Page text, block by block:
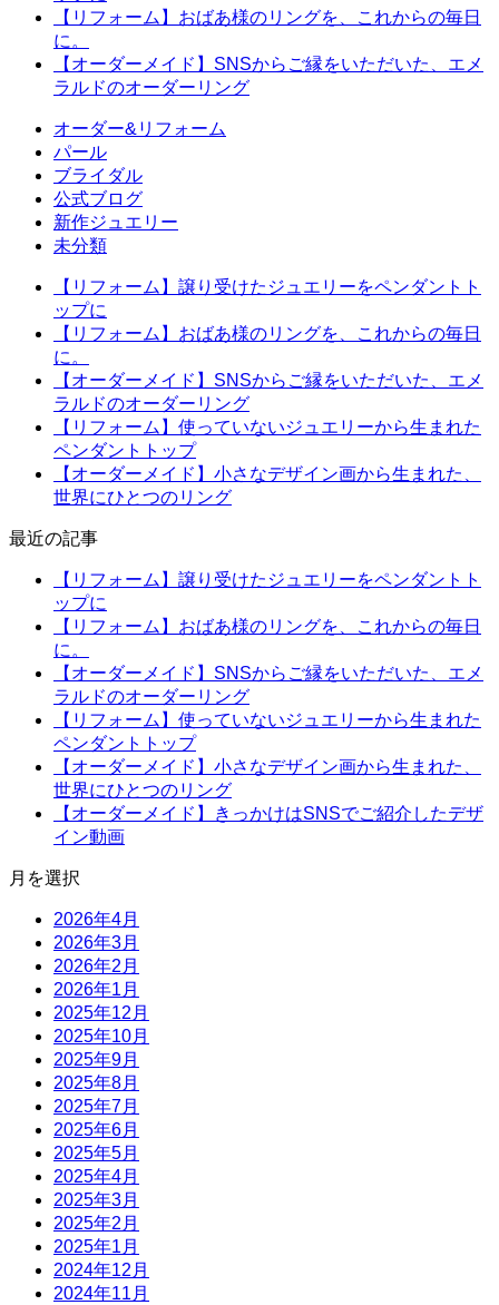
【リフォーム】おばあ様のリングを、これからの毎日
に。
【オーダーメイド】SNSからご縁をいただいた、エメ
ラルドのオーダーリング
オーダー&リフォーム
パール
ブライダル
公式ブログ
新作ジュエリー
未分類
【リフォーム】譲り受けたジュエリーをペンダントト
ップに
【リフォーム】おばあ様のリングを、これからの毎日
に。
【オーダーメイド】SNSからご縁をいただいた、エメ
ラルドのオーダーリング
【リフォーム】使っていないジュエリーから生まれた
ペンダントトップ
【オーダーメイド】小さなデザイン画から生まれた、
世界にひとつのリング
最近の記事
【リフォーム】譲り受けたジュエリーをペンダントト
ップに
【リフォーム】おばあ様のリングを、これからの毎日
に。
【オーダーメイド】SNSからご縁をいただいた、エメ
ラルドのオーダーリング
【リフォーム】使っていないジュエリーから生まれた
ペンダントトップ
【オーダーメイド】小さなデザイン画から生まれた、
世界にひとつのリング
【オーダーメイド】きっかけはSNSでご紹介したデザ
イン動画
月を選択
2026年4月
2026年3月
2026年2月
2026年1月
2025年12月
2025年10月
2025年9月
2025年8月
2025年7月
2025年6月
2025年5月
2025年4月
2025年3月
2025年2月
2025年1月
2024年12月
2024年11月